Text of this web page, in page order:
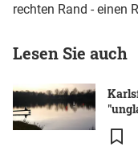
rechten Rand - einen
Lesen Sie auch